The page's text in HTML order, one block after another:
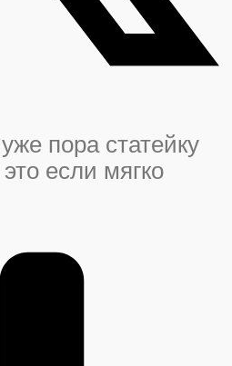
пора статейку
если мягко